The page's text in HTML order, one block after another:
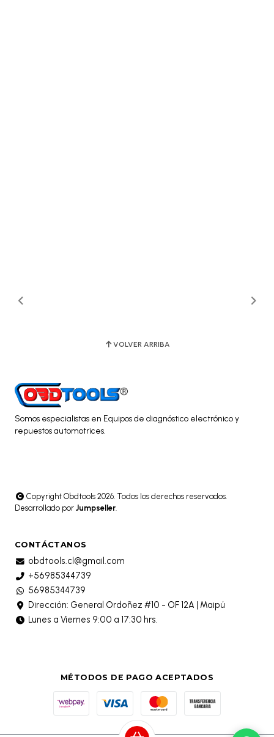
VOLVER ARRIBA
Somos especialistas en Equipos de diagnóstico electrónico y
repuestos automotrices.
Copyright Obdtools 2026. Todos los derechos reservados.
Desarrollado por Jumpseller.
CONTÁCTANOS
obdtools.cl@gmail.com
+56985344739
56985344739
Dirección: General Ordoñez #10 - OF 12A | Maipú
Lunes a Viernes 9:00 a 17:30 hrs.
MÉTODOS DE PAGO ACEPTADOS